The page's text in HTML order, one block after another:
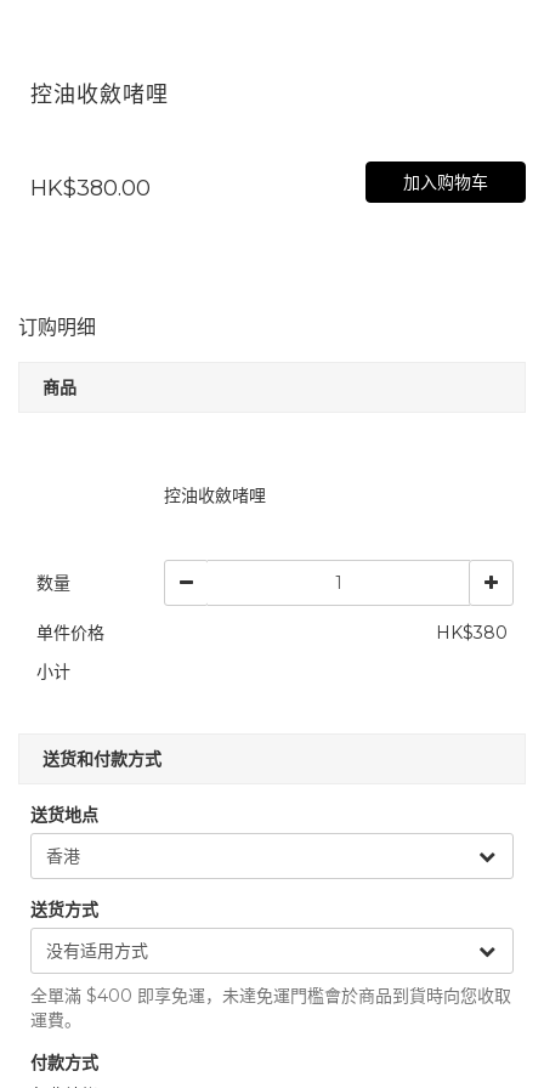
控油收斂啫哩
HK$380.00 加入购物车
订购明细
商品
控油收斂啫哩
数量
单件价格
HK$380
小计
送货和付款方式
送货地点
送货方式
全單滿 $400 即享免運，未達免運門檻會於商品到貨時向您收取
運費。
付款方式